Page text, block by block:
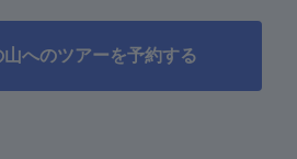
へのツアーを予約する